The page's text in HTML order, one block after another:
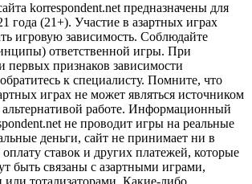
korrespondent.net предназначены для
года (21+). Участие в азартных играх
игровую зависимость. Соблюдайте
ответственной игры. При
первых признаков зависимости
к специалисту. Помните, что
играх не может являться источником
альтернативой работе. Информационный
не проводит игры на реальные
деньги, сайт не принимает ни в
ставок и других платежей, которые
быть связаны с азартными играми,